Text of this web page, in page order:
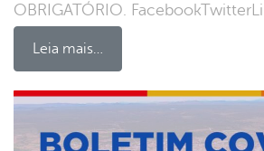
OBRIGATÓRIO.
Leia mais…